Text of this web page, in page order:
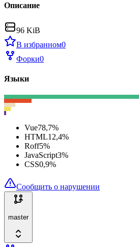
Описание
96 KiB
В избранном0
Форки0
Языки
Vue78,7%
HTML12,4%
Roff5%
JavaScript3%
CSS0,9%
Сообщить о нарушении
master